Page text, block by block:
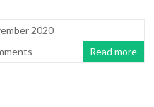
2020
Read more